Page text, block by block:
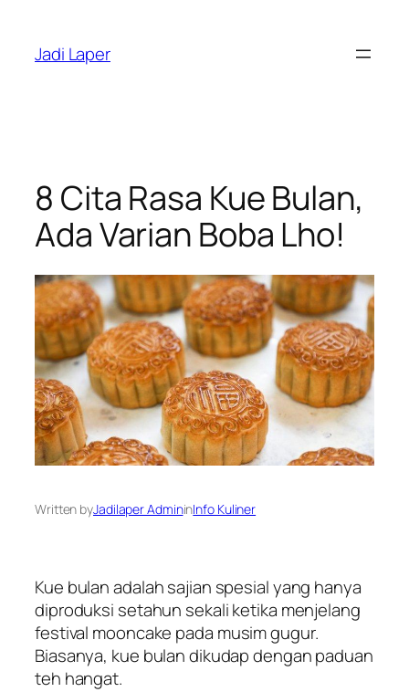
content
Jadi Laper
8 Cita Rasa Kue Bulan,
Ada Varian Boba Lho!
Written byJadilaper AdmininInfo Kuliner
Kue bulan adalah sajian spesial yang hanya
diproduksi setahun sekali ketika menjelang
festival mooncake pada musim gugur.
Biasanya, kue bulan dikudap dengan paduan
teh hangat.